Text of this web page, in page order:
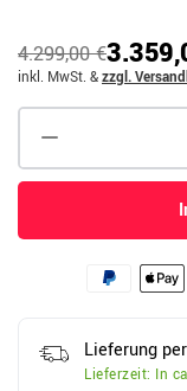
4.299,00 €
inkl. MwSt. &zzgl.
Lieferung
Lieferzeit: In